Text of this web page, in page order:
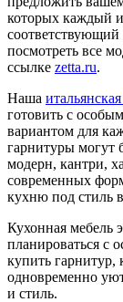
которых каждый
посмотреть все
ссылке zetta.ru.
Наша
готовить с
вариантом для
гарнитуры могут
модерн, кантри,
современных
кухню под стиль
Кухонная мебель
планироваться с
купить гарнитур,
одновременно
и стиль.